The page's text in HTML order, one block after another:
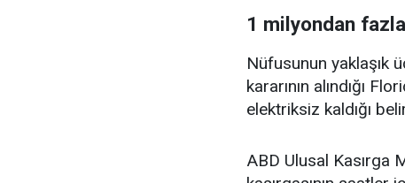
1 milyondan
Nüfusunun yaklaşık
kararının alındığı
elektriksiz kaldığı
ABD Ulusal Kasırga